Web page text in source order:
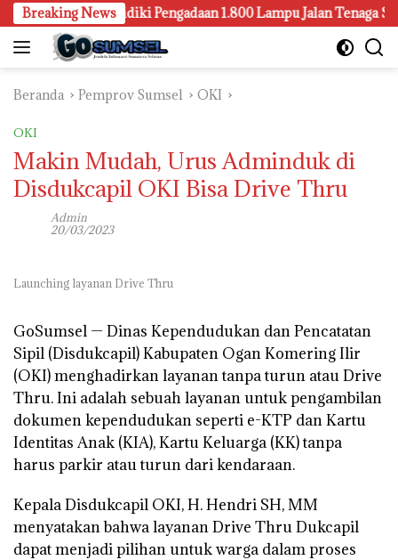
Langsung
ke
konten
Breaking News
Juga Selidiki Pengadaan 1.800 Lampu Jalan Tenaga Surya
Beranda Pemprov Sumsel OKI
OKI
Makin Mudah, Urus Adminduk di
Disdukcapil OKI Bisa Drive Thru
Admin
20/03/2023
Launching layanan Drive Thru
GoSumsel —Dinas Kependudukan dan Pencatatan
Sipil (Disdukcapil) Kabupaten Ogan Komering Ilir
(OKI) menghadirkan layanan tanpa turun atau Drive
Thru. Ini adalah sebuah layanan untuk pengambilan
dokumen kependudukan seperti e-KTP dan Kartu
Identitas Anak (KIA), Kartu Keluarga (KK) tanpa
harus parkir atau turun dari kendaraan.
Kepala Disdukcapil OKI, H. Hendri SH, MM
menyatakan bahwa layanan Drive Thru Dukcapil
dapat menjadi pilihan untuk warga dalam proses